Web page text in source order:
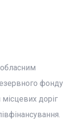
фонду
доріг